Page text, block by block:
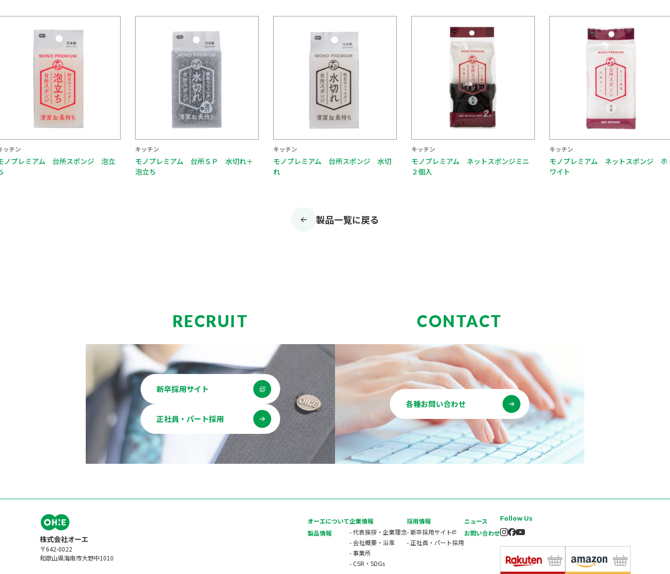
ッチン
ノプレミアム 台所ＳＰ 水切れ＋
立ち
キッチン
モノプレミアム 台所スポンジ 水切
れ
キッチン
モノプレミアム ネットスポンジミニ
２個入
キッチン
モノプレミアム ネットスポンジ ホ
ワイト
キッチン
モノプレミアム ネットスポンジ Ｓ
Ｉ
製品一覧に戻る
RECRUIT
新卒採用サイト
正社員・パート採用
CONTACT
各種お問い合わせ
〒642-0022
和歌山県海南市大野中1010
オーエについて
製品情報
企業情報
- 代表挨拶・企業理念
- 会社概要・沿革
- 事業所
- CSR・SDGs
採用情報
- 新卒採用サイト
- 正社員・パート採用
ニュース
お問い合わせ
Follow Us